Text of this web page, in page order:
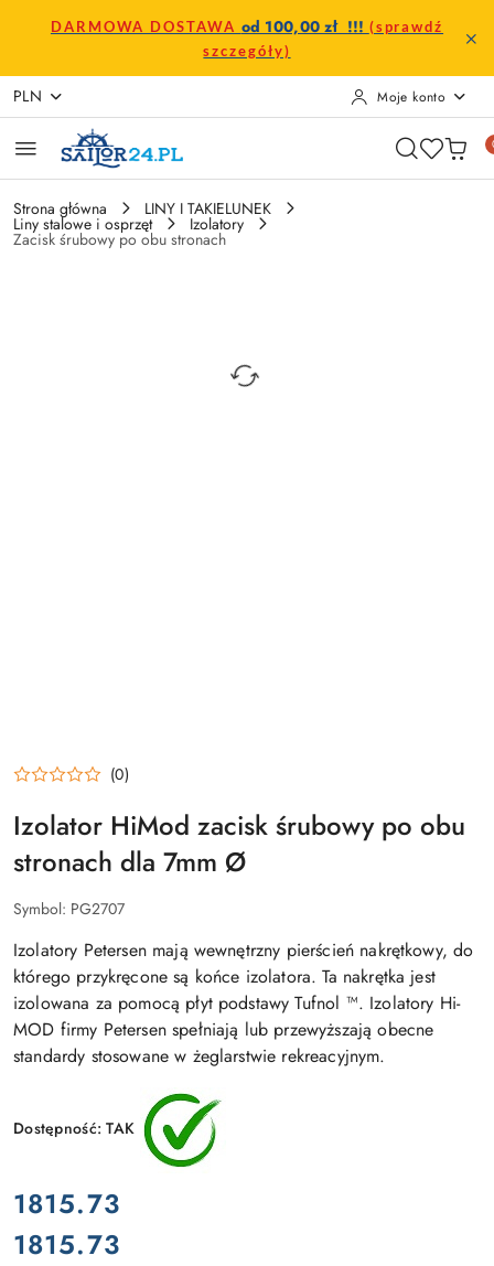
Przejdź do treści głównej
Przejdź do wyszukiwarki
Przejdź do moje konto
Przejdź do menu głównego
Przejdź do opisu produktu
Przejdź do stopki
DARMOWA DOSTAWA od 100,00 zł !!! (sprawdź
szczegóły)
PLN Moje konto
Strona główna LINY I TAKIELUNEK
Liny stalowe i osprzęt Izolatory
Zacisk śrubowy po obu stronach
(0)
Izolator HiMod zacisk śrubowy po obu
stronach dla 7mm Ø
Symbol: PG2707
Izolatory Petersen mają wewnętrzny pierścień nakrętkowy, do
którego przykręcone są końce izolatora. Ta nakrętka jest
izolowana za pomocą płyt podstawy Tufnol ™. Izolatory Hi-
MOD firmy Petersen spełniają lub przewyższają obecne
standardy stosowane w żeglarstwie rekreacyjnym.
Dostępność:TAK
cena:
1815.73
Cena:
1815.73